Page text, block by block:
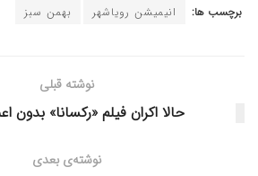
برچسب ها: انیمیشن رویاشهر بهمن سبز
نوشته قبلی
حالا اکران فیلم «رکسانا» بدون
نوشته‌ی بعدی